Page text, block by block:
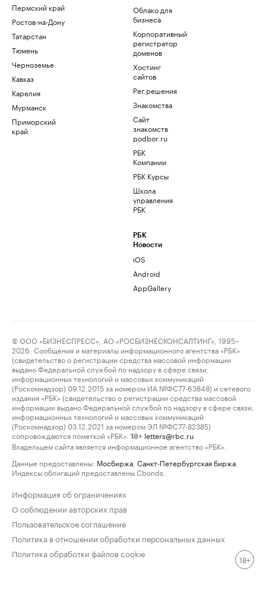
Пермский край
Ростов-на-Дону
Татарстан
Тюмень
Черноземье
Кавказ
Карелия
Мурманск
Приморский
край
Облако для
бизнеса
Корпоративный
регистратор
доменов
Хостинг
сайтов
Рег.решения
Знакомства
Сайт
знакомств
podbor.ru
РБК
Компании
РБК Курсы
Школа
управления
РБК
РБК
Новости
iOS
Android
AppGallery
© ООО «БИЗНЕСПРЕСС», АО «РОСБИЗНЕСКОНСАЛТИНГ», 1995–
2026. Сообщения и материалы информационного агентства «РБК»
(свидетельство о регистрации средства массовой информации
выдано Федеральной службой по надзору в сфере связи,
информационных технологий и массовых коммуникаций
(Роскомнадзор) 09.12.2015 за номером ИА №ФС77-63848) и сетевого
издания «РБК» (свидетельство о регистрации средства массовой
информации выдано Федеральной службой по надзору в сфере связи,
информационных технологий и массовых коммуникаций
(Роскомнадзор) 03.12.2021 за номером ЭЛ №ФС77-82385)
сопровождаются пометкой «РБК».
18+ letters@rbc.ru
Владельцем сайта является информационное агентство «РБК».
Данные предоставлены: Мосбиржа Санкт-Петербургская биржа
Индексы облигаций предоставлены Cbonds.
Информация об ограничениях
О соблюдении авторских прав
Пользовательское соглашение
Политика в отношении обработки персональных данных
Политика обработки файлов cookie
18+